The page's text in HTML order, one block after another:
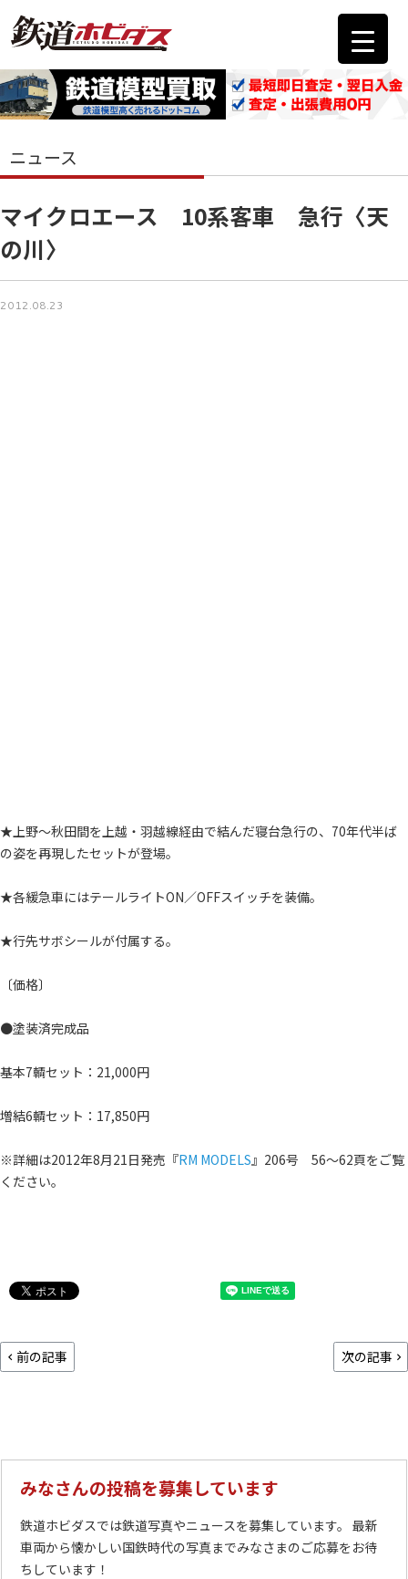
ニュース
マイクロエース 10系客車 急行〈天
の川〉
2012.08.23
★上野～秋田間を上越・羽越線経由で結んだ寝台急行の、70年代半ば
の姿を再現したセットが登場。
★各緩急車にはテールライトON／OFFスイッチを装備。
★行先サボシールが付属する。
〔価格〕
●塗装済完成品
基本7輌セット：21,000円
増結6輌セット：17,850円
※詳細は2012年8月21日発売『RM MODELS』206号 56～62頁をご覧
ください。
前の記事 次の記事
みなさんの投稿を募集しています
鉄道ホビダスでは鉄道写真やニュースを募集しています。 最新
車両から懐かしい国鉄時代の写真までみなさまのご応募をお待
ちしています！